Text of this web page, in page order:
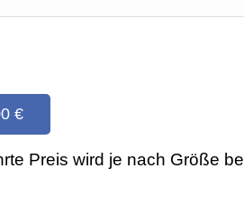
€
Preis wird je nach Größe